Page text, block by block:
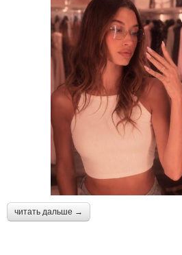
читать дальше →